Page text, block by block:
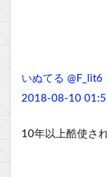
いぬてる @F_lit6
2018-08-10
10年以上酷使さ